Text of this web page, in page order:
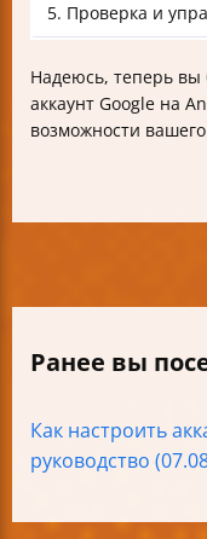
5. Проверка и
Надеюсь, теперь вы
аккаунт Google на
возможности
Ранее вы
Как настроить
руководство